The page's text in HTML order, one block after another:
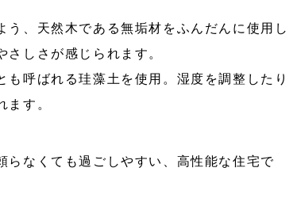
う、天然木である無垢材をふんだんに使用し
しさが感じられます。
呼ばれる珪藻土を使用。湿度を調整したり
す。
らなくても過ごしやすい、高性能な住宅で